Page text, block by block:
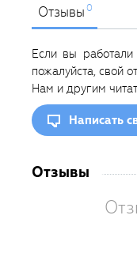
Отзывы0
Если вы работали
пожалуйста, свой
Нам и другим
Написать
Отзывы